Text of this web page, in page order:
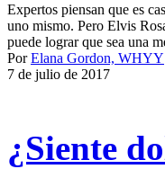
Expertos piensan que es
uno mismo. Pero Elvis
puede lograr que sea una
PorElana Gordon, WHYY
7 de julio de 2017
¿Siente